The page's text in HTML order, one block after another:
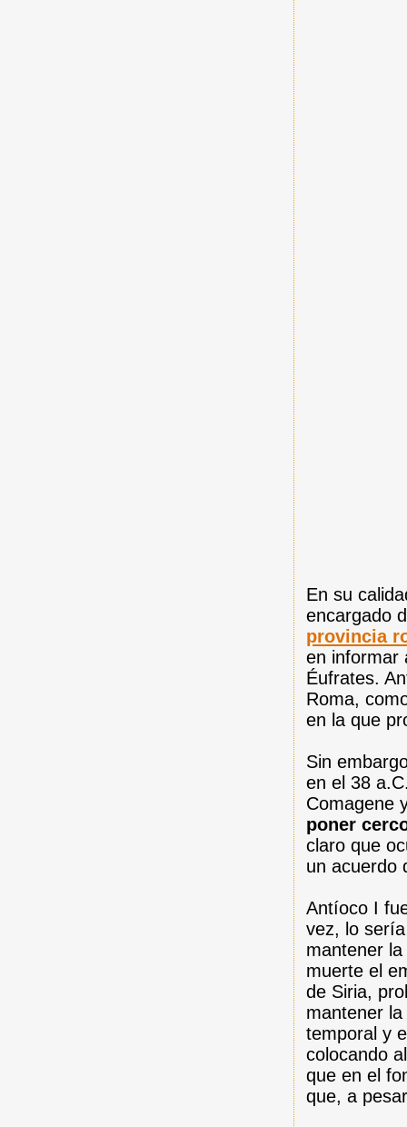
En su
encargado
provincia
en informar
Éufrates.
Roma,
en la que
Sin
en el 38
Comagene
poner
claro que
un acuerdo
Antíoco I
vez, lo
mantener
muerte el
de Siria,
mantener
temporal y
colocando
que en el
que, a